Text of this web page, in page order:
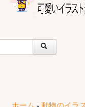
ホーム » 動物のイラ